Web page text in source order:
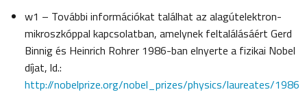
w1 – További információkat találhat az alagútelektron-
mikroszkóppal kapcsolatban, amelynek feltalálásáért Gerd
Binnig és Heinrich Rohrer 1986-ban elnyerte a fizikai Nobel
díjat, ld.:
http://nobelprize.org/nobel_prizes/physics/laureates/1986